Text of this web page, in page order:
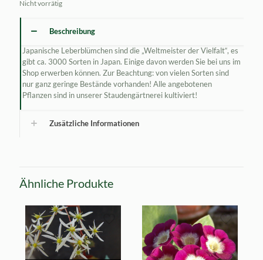
Nicht vorrätig
Beschreibung
Japanische Leberblümchen sind die „Weltmeister der Vielfalt“, es
gibt ca. 3000 Sorten in Japan. Einige davon werden Sie bei uns im
Shop erwerben können. Zur Beachtung: von vielen Sorten sind
nur ganz geringe Bestände vorhanden! Alle angebotenen
Pflanzen sind in unserer Staudengärtnerei kultiviert!
Zusätzliche Informationen
Ähnliche Produkte